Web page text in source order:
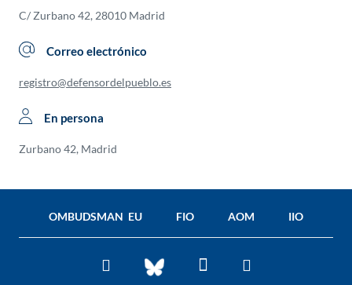
C/ Zurbano 42, 28010 Madrid
Correo electrónico
registro@defensordelpueblo.es
En persona
Zurbano 42, Madrid
OMBUDSMAN EU FIO AOM IIO
Twitter BlueSkyFacebookYou
Tube